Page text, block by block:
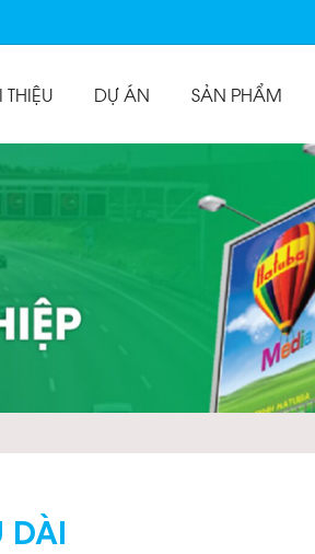
DỰ ÁN SẢN PHẨM
DÀI